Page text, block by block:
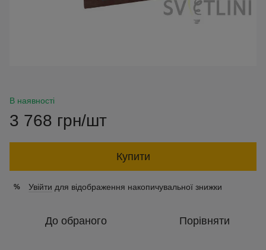
В наявності
3 768 грн/шт
Купити
% Увійти для відображення накопичувальної знижки
До обраного Порівняти